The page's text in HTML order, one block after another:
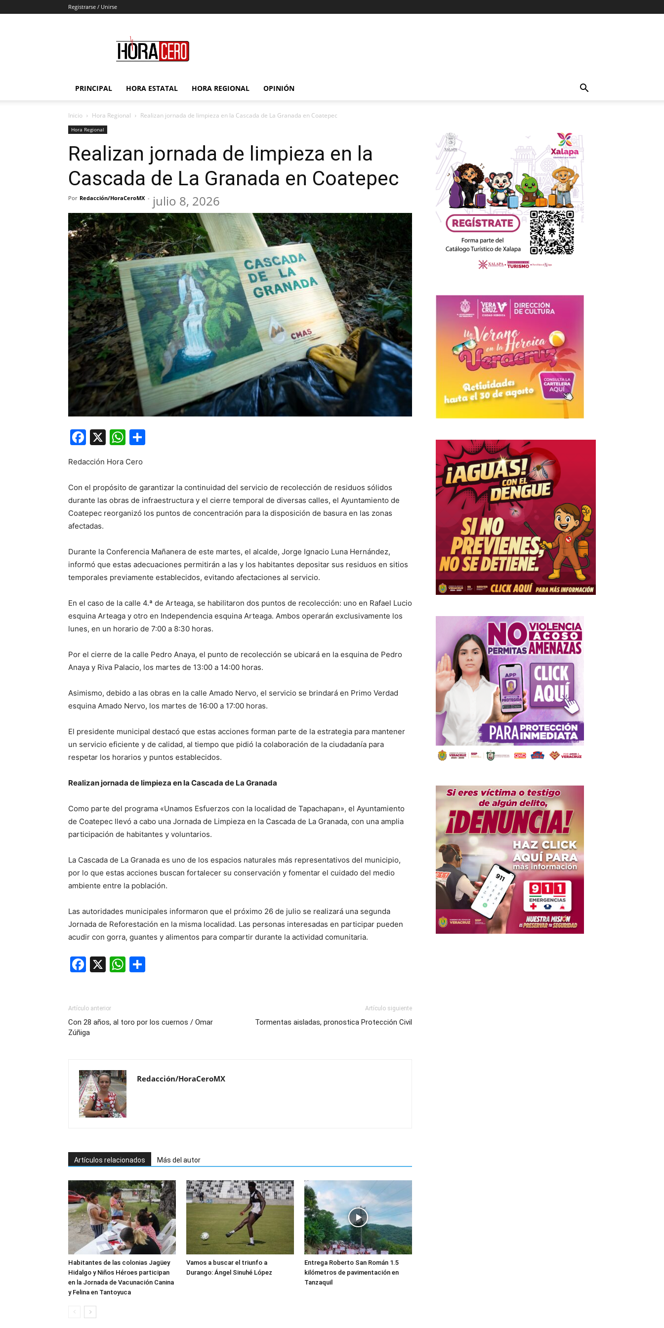
Registrarse / Unirse
Cero
PRINCIPAL HORA ESTATAL HORA REGIONAL OPINIÓN
Inicio Hora Regional Realizan jornada de limpieza en la Cascada de La Granada en Coatepec
Hora Regional
Realizan jornada de limpieza en la
Cascada de La Granada en Coatepec
Por Redacción/HoraCeroMX - julio 8, 2026
Facebook
X WhatsApp
Redacción Hora Cero
Con el propósito de garantizar la continuidad del servicio de recolección de residuos sólidos
durante las obras de infraestructura y el cierre temporal de diversas calles, el Ayuntamiento de
Coatepec reorganizó los puntos de concentración para la disposición de basura en las zonas
afectadas.
Durante la Conferencia Mañanera de este martes, el alcalde, Jorge Ignacio Luna Hernández,
informó que estas adecuaciones permitirán a las y los habitantes depositar sus residuos en sitios
temporales previamente establecidos, evitando afectaciones al servicio.
En el caso de la calle 4.ª de Arteaga, se habilitaron dos puntos de recolección: uno en Rafael Lucio
esquina Arteaga y otro en Independencia esquina Arteaga. Ambos operarán exclusivamente los
lunes, en un horario de 7:00 a 8:30 horas.
Por el cierre de la calle Pedro Anaya, el punto de recolección se ubicará en la esquina de Pedro
Anaya y Riva Palacio, los martes de 13:00 a 14:00 horas.
Asimismo, debido a las obras en la calle Amado Nervo, el servicio se brindará en Primo Verdad
esquina Amado Nervo, los martes de 16:00 a 17:00 horas.
El presidente municipal destacó que estas acciones forman parte de la estrategia para mantener
un servicio eficiente y de calidad, al tiempo que pidió la colaboración de la ciudadanía para
respetar los horarios y puntos establecidos.
Realizan jornada de limpieza en la Cascada de La Granada
Como parte del programa «Unamos Esfuerzos con la localidad de Tapachapan», el Ayuntamiento
de Coatepec llevó a cabo una Jornada de Limpieza en la Cascada de La Granada, con una amplia
participación de habitantes y voluntarios.
La Cascada de La Granada es uno de los espacios naturales más representativos del municipio,
por lo que estas acciones buscan fortalecer su conservación y fomentar el cuidado del medio
ambiente entre la población.
Las autoridades municipales informaron que el próximo 26 de julio se realizará una segunda
Jornada de Reforestación en la misma localidad. Las personas interesadas en participar pueden
acudir con gorra, guantes y alimentos para compartir durante la actividad comunitaria.
Facebook
X WhatsApp
Artículo anterior
Con 28 años, al toro por los cuernos / Omar
Zúñiga
Artículo siguiente
Tormentas aisladas, pronostica Protección Civil
Redacción/HoraCeroMX
Artículos relacionados Más del autor
Habitantes de las colonias Jagüey
Hidalgo y Niños Héroes participan
en la Jornada de Vacunación Canina
y Felina en Tantoyuca
Vamos a buscar el triunfo a
Durango: Ángel Sinuhé López
Entrega Roberto San Román 1.5
kilómetros de pavimentación en
Tanzaquil